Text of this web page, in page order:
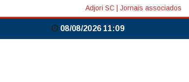
Adjori SC Jornais associados
08/08/2026 11:10